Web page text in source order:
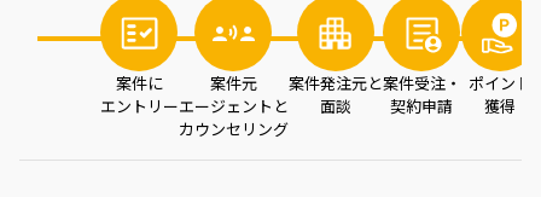
案件に
エントリー
案件元
エージェントと
カウンセリング
案件発注元と
面談
案件受注・
契約申請
ポイント
獲得